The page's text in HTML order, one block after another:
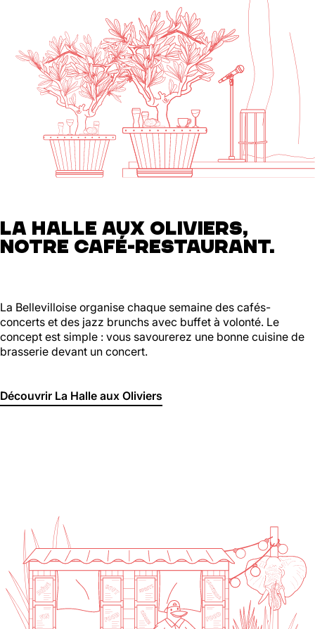
LA HALLE AUX OLIVIERS,
NOTRE CAFÉ-RESTAURANT.
La Bellevilloise organise chaque semaine des cafés-
concerts et des jazz brunchs avec buffet à volonté. Le
concept est simple : vous savourerez une bonne cuisine de
brasserie devant un concert.
Découvrir La Halle aux Oliviers